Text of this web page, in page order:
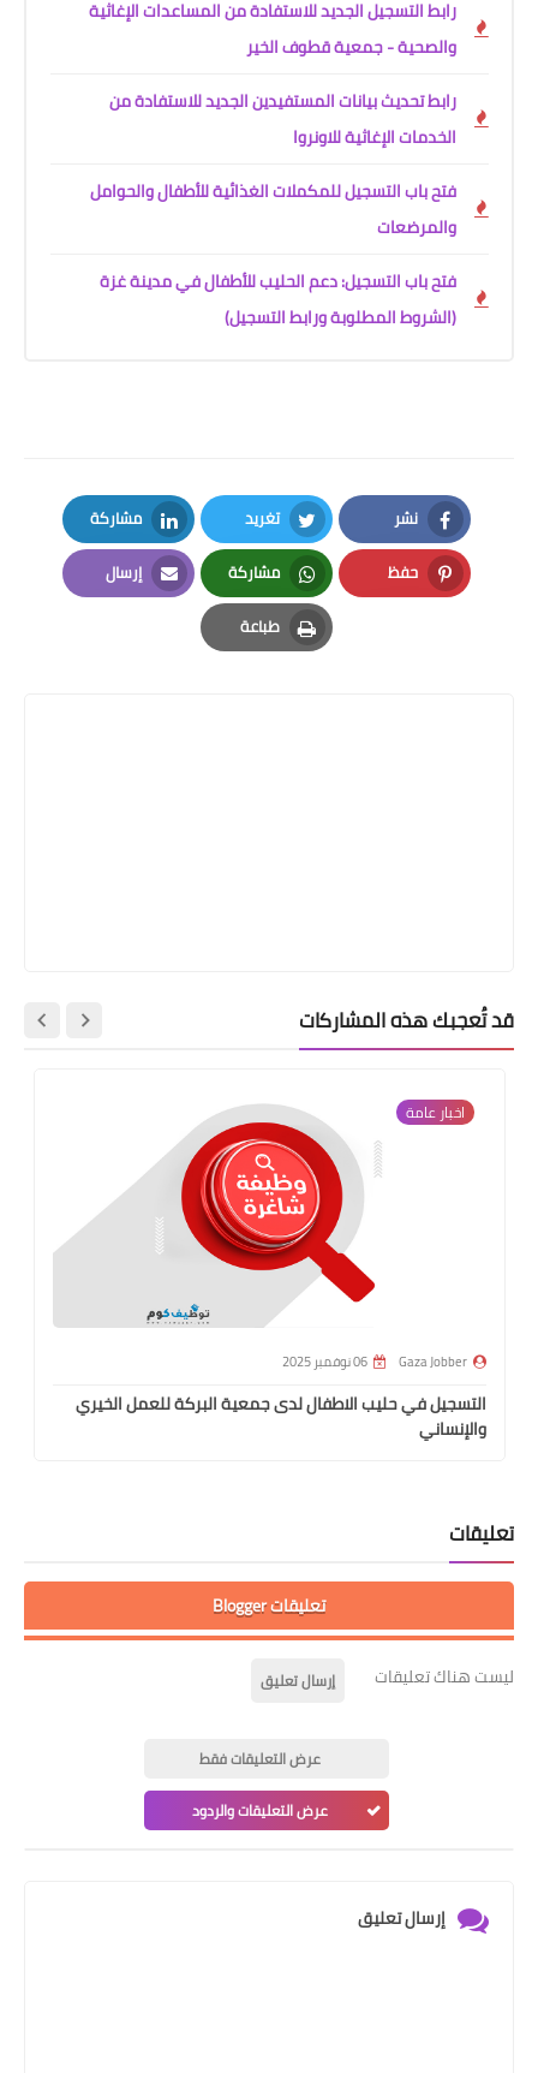
رابط التسجيل الجديد للاستفادة من المساعدات الإغاثية
والصحية - جمعية قطوف الخير
رابط تحديث بيانات المستفيدين الجديد للاستفادة من
الخدمات الإغاثية للاونروا
فتح باب التسجيل للمكملات الغذائية للأطفال والحوامل
والمرضعات
فتح باب التسجيل: دعم الحليب للأطفال في مدينة غزة
(الشروط المطلوبة ورابط التسجيل)
نشر
Facebook
تغريد
Twitter
مشاركة
LinkedIn
حفظ
Pinterest
مشاركة
Whatsapp
إرسال
Email
طباعة
Print
قد تُعجبك هذه المشاركات
اخبار عامة
Gaza Jobber 06 نوفمبر 2025
التسجيل في حليب الاطفال لدى جمعية البركة للعمل الخيري
والإنساني
تعليقات
تعليقات Blogger
ليست هناك تعليقات إرسال تعليق
عرض التعليقات فقط
عرض التعليقات والردود
إرسال تعليق